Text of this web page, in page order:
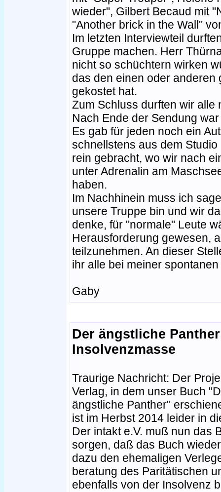
wieder", Gilbert Becaud mit
"Another brick in the Wall"
Im letzten Interviewteil
Gruppe machen. Herr
nicht so schüchtern wirken
das den einen oder
gekostet hat.
Zum Schluss durften wir
Nach Ende der Sendung
Es gab für jeden noch ein
schnellstens aus dem
rein gebracht, wo wir nach
unter Adrenalin am
haben.
Im Nachhinein muss ich
unsere Truppe bin und wir
denke, für "normale" Leute
Herausforderung gewesen,
teilzunehmen. An dieser
ihr alle bei meiner
Gaby
Der ängstliche
Insolvenzmasse
Traurige Nachricht: Der
Verlag, in dem unser Buch
ängstliche Panther"
ist im Herbst 2014 leider in
Der intakt e.V. muß nun das
sorgen, daß das Buch
dazu den ehemaligen
beratung des Paritätischen
ebenfalls von der Insolvenz